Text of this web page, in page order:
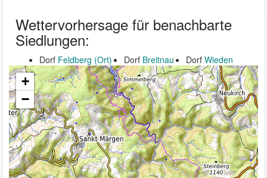
Wettervorhersage für benachbarte
Siedlungen:
Dorf Feldberg (Ort) Dorf Breitnau Dorf Wieden
+
−